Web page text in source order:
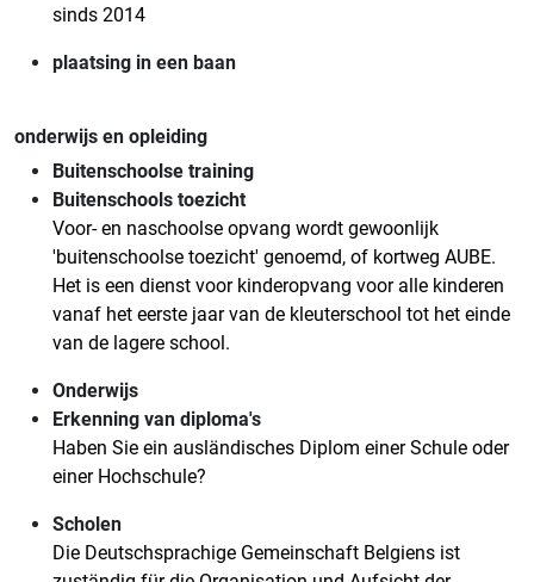
sinds 2014
plaatsing in een baan
onderwijs en opleiding
Buitenschoolse training
Buitenschools toezicht
Voor- en naschoolse opvang wordt gewoonlijk
'buitenschoolse toezicht' genoemd, of kortweg AUBE.
Het is een dienst voor kinderopvang voor alle kinderen
vanaf het eerste jaar van de kleuterschool tot het einde
van de lagere school.
Onderwijs
Erkenning van diploma's
Haben Sie ein ausländisches Diplom einer Schule oder
einer Hochschule?
Scholen
Die Deutschsprachige Gemeinschaft Belgiens ist